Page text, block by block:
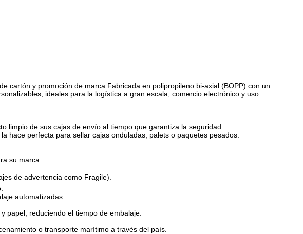
cartón y promoción de marca. Fabricada en polipropileno bi-axial (BOPP) con un
ideales para la logística a gran escala, comercio electrónico y uso
limpio de sus cajas de envío al tiempo que garantiza la seguridad.
hace perfecta para sellar cajas onduladas, palets o paquetes pesados.
su marca.
de advertencia como Fragile).
automatizadas.
papel, reduciendo el tiempo de embalaje.
o transporte marítimo a través del país.